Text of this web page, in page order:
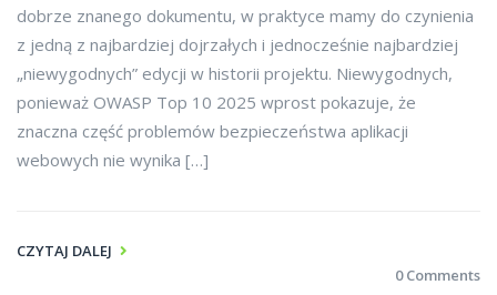
dobrze znanego dokumentu, w praktyce mamy do czynienia
z jedną z najbardziej dojrzałych i jednocześnie najbardziej
„niewygodnych” edycji w historii projektu. Niewygodnych,
ponieważ OWASP Top 10 2025 wprost pokazuje, że
znaczna część problemów bezpieczeństwa aplikacji
webowych nie wynika […]
CZYTAJ DALEJ
0 Comments